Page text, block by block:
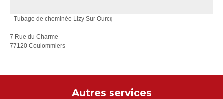
Tubage de cheminée Lizy Sur Ourcq
7 Rue du Charme
77120 Coulommiers
Autres services